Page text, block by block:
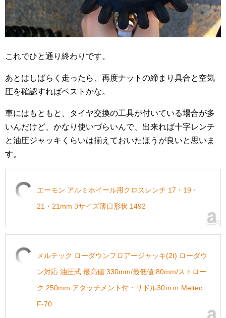
これでひと通り終わりです。
あとはしばらく走ったら、再度ナットの締まり具合と空気
圧を確認すればベストかな。
車にはもともと、タイヤ交換の工具が付いている場合が多
いんだけど、かなり使いづらいんで、出来れば十字レンチ
と油圧ジャッキくらいは揃えておいたほうが良いと思いま
す。
エーモン アルミホイール用クロスレンチ 17・19・
21・21mm 3サイズ薄口形状 1492
メルテック ローダウンフロアージャッキ(2t) ローダウ
ン対応 油圧式 最高値:330mm/最低値:80mm/ストロー
ク:250mm アタッチメント付・サドル30ｍｍ Meltec
F-70